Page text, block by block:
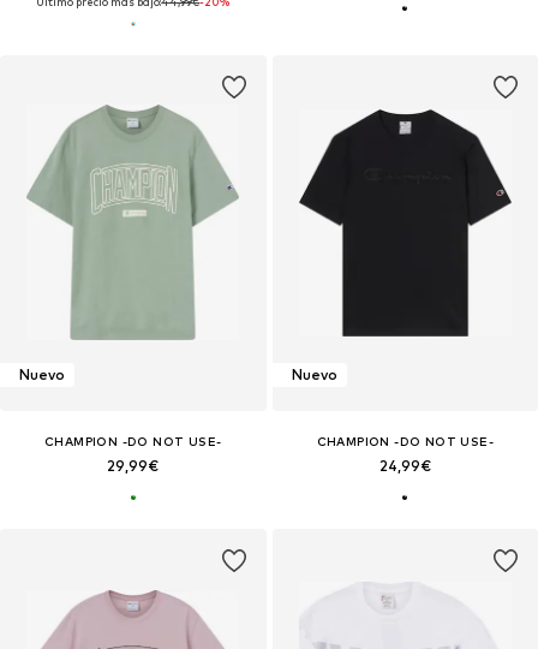
Nuevo
CHAMPION -DO NOT USE-
29,99€
Nuevo
CHAMPION -DO NOT USE-
24,99€